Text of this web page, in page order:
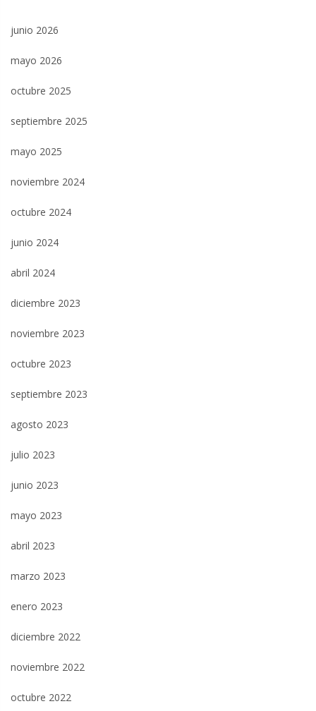
junio 2026
mayo 2026
octubre 2025
septiembre 2025
mayo 2025
noviembre 2024
octubre 2024
junio 2024
abril 2024
diciembre 2023
noviembre 2023
octubre 2023
septiembre 2023
agosto 2023
julio 2023
junio 2023
mayo 2023
abril 2023
marzo 2023
enero 2023
diciembre 2022
noviembre 2022
octubre 2022